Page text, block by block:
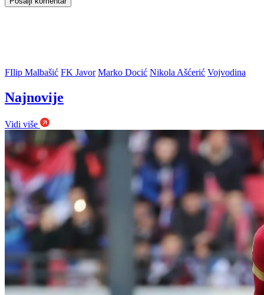
FIlip Malbašić FK Javor Marko Docić Nikola Ašćerić Vojvodina
Najnovije
Vidi više